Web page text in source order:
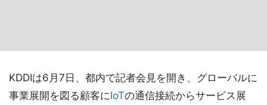
KDDIは6月7日、都内で記者会見を開き、グローバルに
事業展開を図る顧客にIoTの通信接続からサービス展